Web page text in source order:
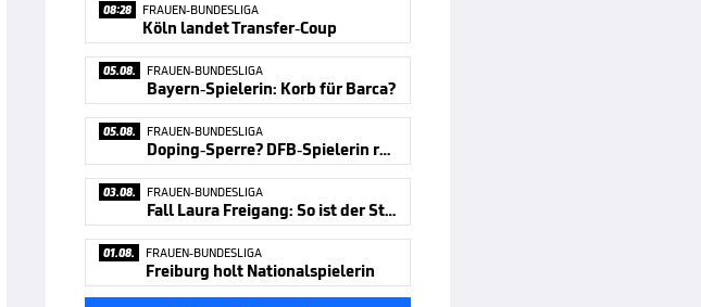
08:28 FRAUEN-BUNDESLIGA
Köln landet Transfer-Coup
05.08. FRAUEN-BUNDESLIGA
Bayern-Spielerin: Korb für Barca?
05.08. FRAUEN-BUNDESLIGA
Doping-Sperre? DFB-Spielerin reagiert
03.08. FRAUEN-BUNDESLIGA
Fall Laura Freigang: So ist der Stand
01.08. FRAUEN-BUNDESLIGA
Freiburg holt Nationalspielerin